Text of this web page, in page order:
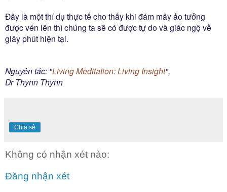
Ðây là một thí dụ thực tế cho thấy khi đám mây ảo tưởng
được vén lên thì chúng ta sẽ có được tự do và giác ngộ về
giây phút hiện tại.
Nguyên tác: "Living Meditation: Living Insight",
Dr Thynn Thynn
Chia sẻ
Không có nhận xét nào:
Đăng nhận xét